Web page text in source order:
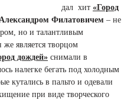
дал хит «Город
Филатовичем – не
но и талантливым
является творцом
дождей» снимали в
налегке бегать под холодным
кутались в пальто и одевали
при виде творческого